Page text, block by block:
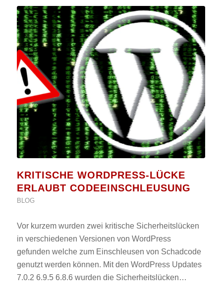
KRITISCHE WORDPRESS-LÜCKE
ERLAUBT CODEEINSCHLEUSUNG
BLOG
Vor kurzem wurden zwei kritische Sicherheitslücken
in verschiedenen Versionen von WordPress
gefunden welche zum Einschleusen von Schadcode
genutzt werden können. Mit den WordPress Updates
7.0.2 6.9.5 6.8.6 wurden die Sicherheitslücken…